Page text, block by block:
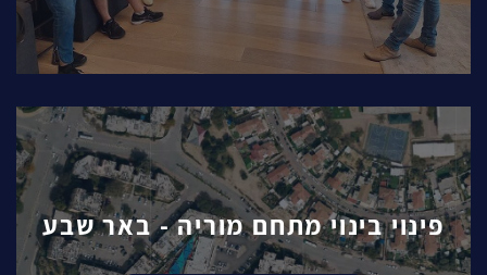
פינוי בינוי מתחם מוריה - באר שבע